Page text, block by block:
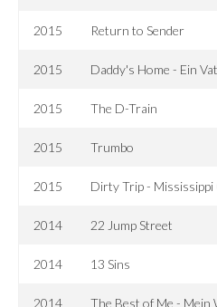
2015 Return to Sender
2015 Daddy's Home - Ein
2015 The D-Train
2015 Trumbo
2015 Dirty Trip - Mississippi
2014 22 Jump Street
2014 13 Sins
2014 The Best of Me - Mein